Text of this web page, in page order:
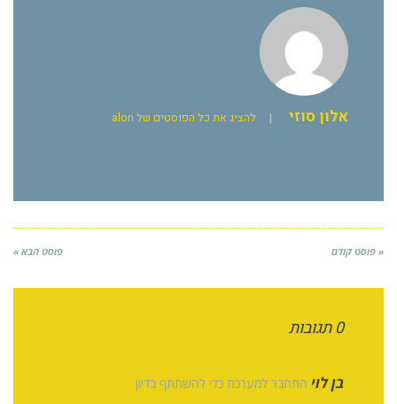
אלון סוזי | להציג את כל הפוסטים של alon
« פוסט קודם פוסט הבא »
0 תגובות
בן לוי התחבר למערכת כדי להשתתף בדיון